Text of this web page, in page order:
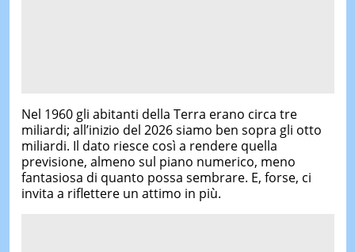
Nel 1960 gli abitanti della Terra erano circa tre
miliardi; all’inizio del 2026 siamo ben sopra gli otto
miliardi. Il dato riesce così a rendere quella
previsione, almeno sul piano numerico, meno
fantasiosa di quanto possa sembrare. E, forse, ci
invita a riflettere un attimo in più.